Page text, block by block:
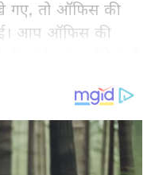
गए, तो ऑफिस की
हुई। आप ऑफिस की
डेस्क में रख सकते हैं।
है। सीधी धूप में
जाएगा।